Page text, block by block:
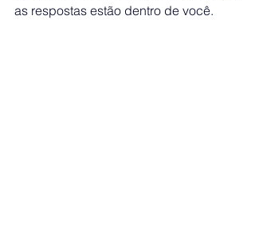
as respostas estão dentro de você.